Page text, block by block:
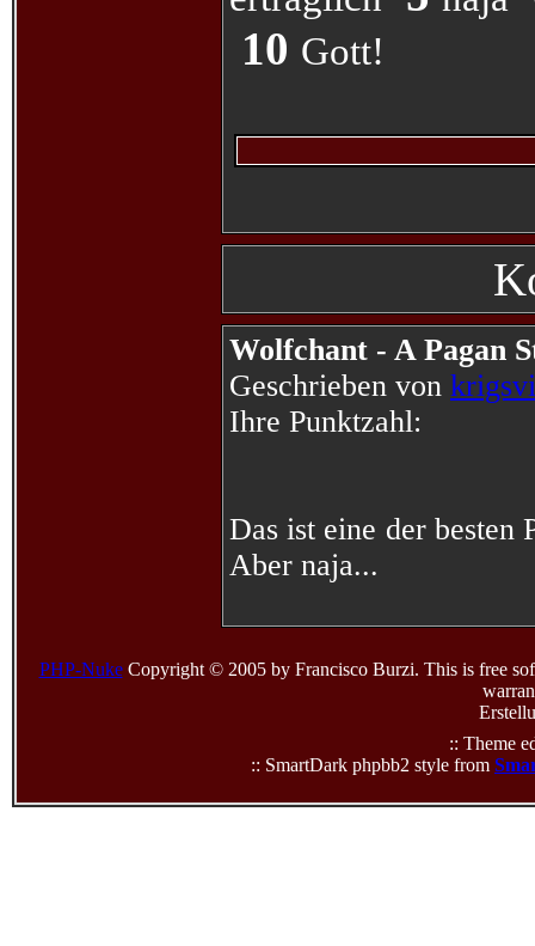
10 Gott!
Wolfchant - A Pagan
Geschrieben von
Ihre Punktzahl:
Das ist eine der besten
Aber naja...
PHP-NukeCopyright © 2005 by Francisco Burzi. This is free
:: Theme
:: SmartDark phpbb2 style from